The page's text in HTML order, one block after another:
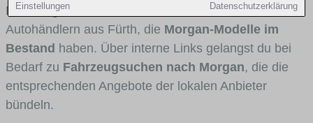
Einstellungen Datenschutzerklärung
Fahrzeuge stammen von Autohäusern und
Autohändlern aus Fürth, die Morgan-Modelle im
Bestand haben. Über interne Links gelangst du bei
Bedarf zu Fahrzeugsuchen nach Morgan, die die
entsprechenden Angebote der lokalen Anbieter
bündeln.